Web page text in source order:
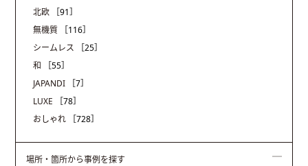
北欧
［91］
無機質
［116］
シームレス
［25］
和
［55］
JAPANDI
［7］
LUXE
［78］
おしゃれ
［728］
場所・箇所から事例を探す